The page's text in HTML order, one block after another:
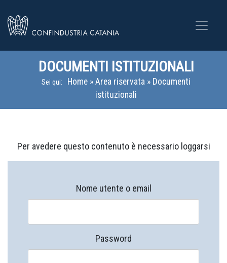
DOCUMENTI ISTITUZIONALI
Sei qui: Home » Area riservata » Documenti
istituzionali
Per avedere questo contenuto è necessario loggarsi
Nome utente o email
Password